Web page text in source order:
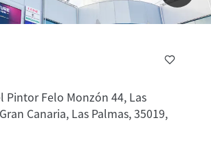
Pintor Felo Monzón 44, Las
Canaria, Las Palmas, 35019,